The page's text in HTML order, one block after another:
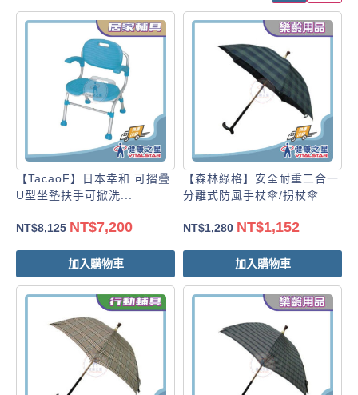
【TacaoF】日本幸和 可摺疊
U型坐墊扶手可掀洗...
NT$8,125 NT$7,200
加入購物車
【森林綠格】安全耐重二合一
分離式防風手杖傘/拐杖傘
NT$1,280 NT$1,152
加入購物車